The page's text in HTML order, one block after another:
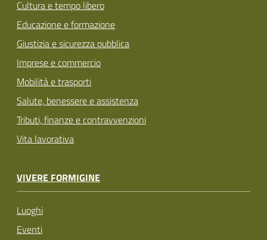
Cultura e tempo libero
Educazione e formazione
Giustizia e sicurezza pubblica
Imprese e commercio
Mobilità e trasporti
Salute, benessere e assistenza
Tributi, finanze e contravvenzioni
Vita lavorativa
VIVERE FORMIGINE
Luoghi
Eventi